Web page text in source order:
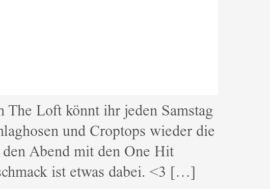
The Loft könnt ihr jeden Samstag
und Croptops wieder die
Abend mit den One Hit
ist etwas dabei. <3 […]